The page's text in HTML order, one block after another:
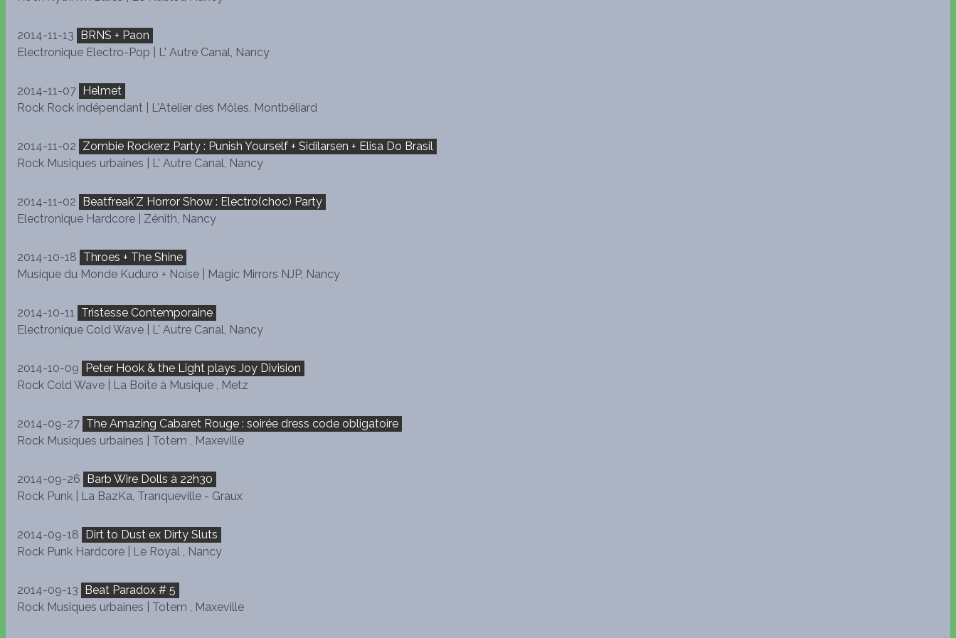
2014-11-13 BRNS + Paon
Electronique Electro-Pop | L' Autre Canal, Nancy
2014-11-07 Helmet
Rock Rock indépendant | L'Atelier des Môles, Montbéliard
2014-11-02 Zombie Rockerz Party : Punish Yourself + Sidilarsen + Elisa Do Brasil
Rock Musiques urbaines | L' Autre Canal, Nancy
2014-11-02 Beatfreak'Z Horror Show : Electro(choc) Party
Electronique Hardcore | Zénith, Nancy
2014-10-18 Throes + The Shine
Musique du Monde Kuduro + Noise | Magic Mirrors NJP, Nancy
2014-10-11 Tristesse Contemporaine
Electronique Cold Wave | L' Autre Canal, Nancy
2014-10-09 Peter Hook & the Light plays Joy Division
Rock Cold Wave | La Boîte à Musique , Metz
2014-09-27 The Amazing Cabaret Rouge : soirée dress code obligatoire
Rock Musiques urbaines | Totem , Maxeville
2014-09-26 Barb Wire Dolls à 22h30
Rock Punk | La BazKa, Tranqueville - Graux
2014-09-18 Dirt to Dust ex Dirty Sluts
Rock Punk Hardcore | Le Royal , Nancy
2014-09-13 Beat Paradox # 5
Rock Musiques urbaines | Totem , Maxeville